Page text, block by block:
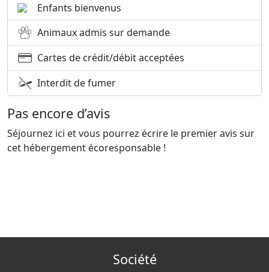
Enfants bienvenus
Animaux admis sur demande
Cartes de crédit/débit acceptées
Interdit de fumer
Pas encore d’avis
Séjournez ici et vous pourrez écrire le premier avis sur
cet hébergement écoresponsable !
Société